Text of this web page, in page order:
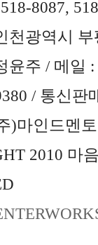
8087,
천광역시
윤주 / 메일 :
/ 통신판
)마인드멘토
2010 마